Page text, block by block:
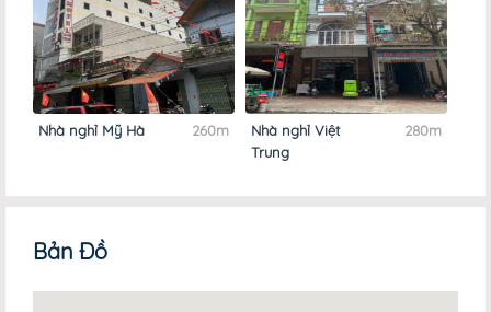
Nhà nghỉ Mỹ Hà 260m
Nhà nghỉ Việt
Trung
280m
Bản Đồ